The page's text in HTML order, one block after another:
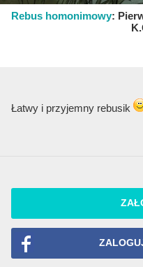
Rebus homonimowy:
Łatwy i przyjemny rebusik